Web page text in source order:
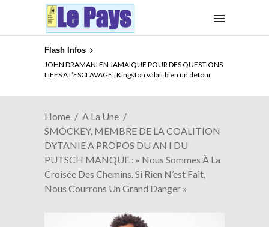
Flash Infos
JOHN DRAMANI EN JAMAIQUE POUR DES QUESTIONS
LIEES A L’ESCLAVAGE : Kingston valait bien un détour
ELECTION DE TALON A LA TETE DU SENAT BENINOIS :
Quand Patrice quitte le pouvoir sans partir !
Home
A La Une
SMOCKEY, MEMBRE DE LA COALITION
DYTANIE A PROPOS DU AN I DU
PUTSCH MANQUE : « Nous Sommes À La
Croisée Des Chemins. Si Rien N’est Fait,
Nous Courrons Un Grand Danger »